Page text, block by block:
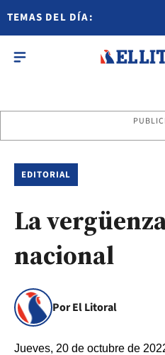
TEMAS DEL DÍA:
EDITORIAL
La
nacional
Por El Litoral
Jueves, 20 de octubre de